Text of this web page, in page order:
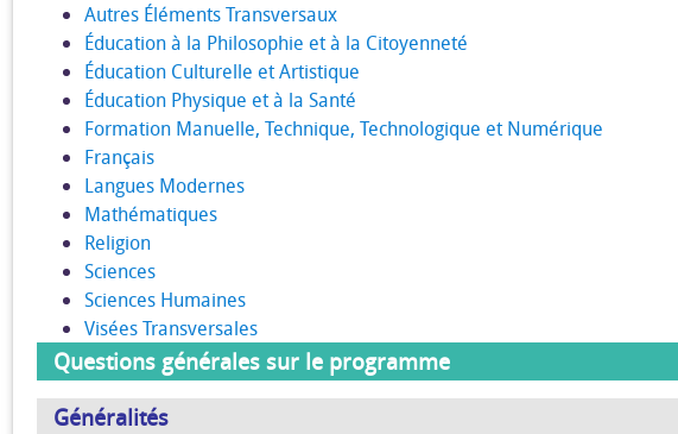
Autres Éléments Transversaux
Éducation à la Philosophie et à la Citoyenneté
Éducation Culturelle et Artistique
Éducation Physique et à la Santé
Formation Manuelle, Technique, Technologique et Numérique
Français
Langues Modernes
Mathématiques
Religion
Sciences
Sciences Humaines
Visées Transversales
Questions générales sur le programme
Généralités